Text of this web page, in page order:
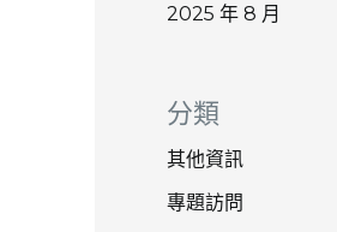
2025 年 8 月
分類
其他資訊
專題訪問